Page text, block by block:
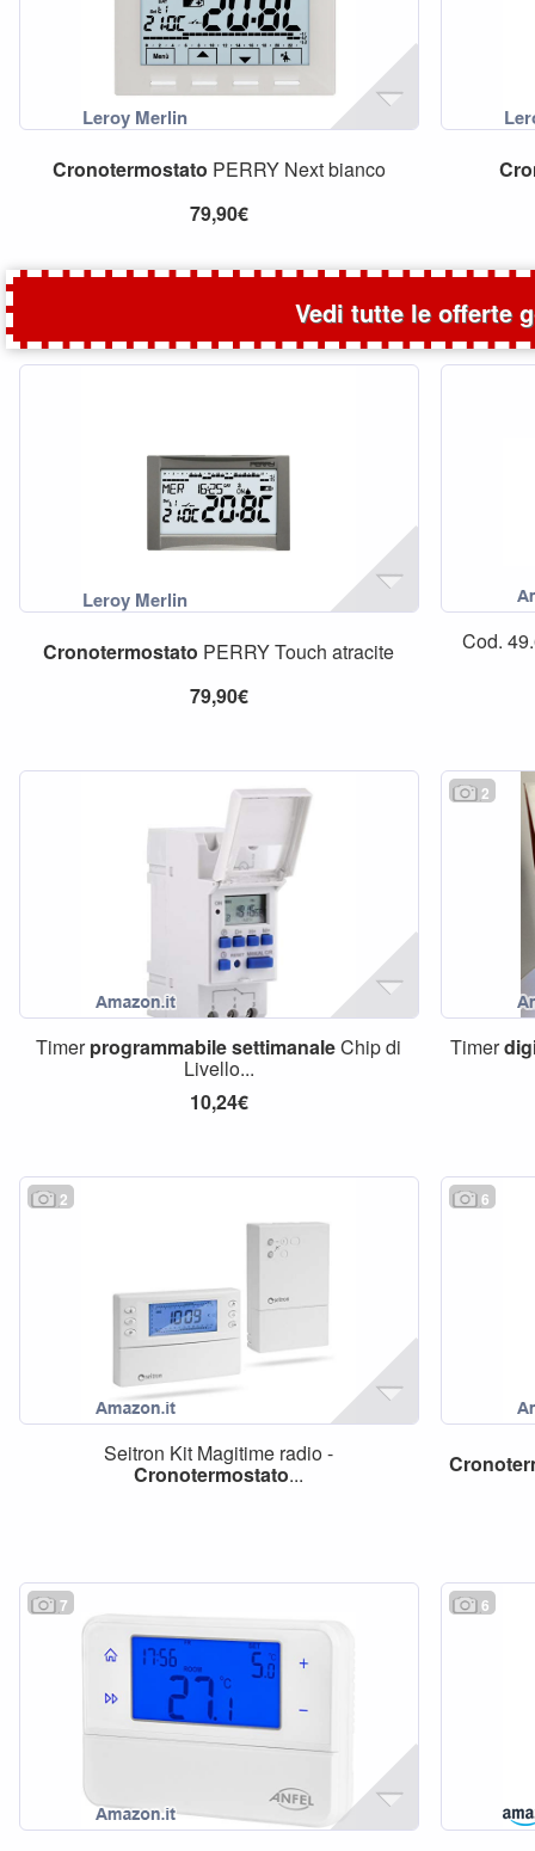
Cronotermostato PERRY Next bianco
79,90€
Vedi tutte le offerte
Cronotermostato PERRY Touch atracite
79,90€
Cod.
TimerprogrammabilesettimanaleChip di
Livello...
10,24€
2
Timer
2
Seitron Kit Magitime radio -
Cronotermostato...
6
7 6